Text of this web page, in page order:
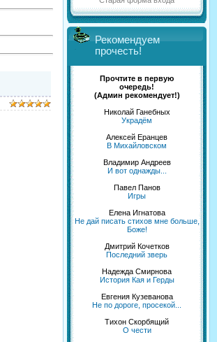
Рекомендуем
прочесть!
Прочтите в первую
очередь!
(Админ рекомендует!)
Николай Ганебных
Украдём
Алексей Еранцев
В Михайловском
Владимир Андреев
И вот однажды...
Павел Панов
Игры
Елена Игнатова
Не дай писать стихов мне больше,
Боже!
Дмитрий Кочетков
Последний зверь
Надежда Смирнова
История Кая и Герды
Евгения Кузеванова
Не по дороге, просекой...
Тихон Скорбящий
О чести